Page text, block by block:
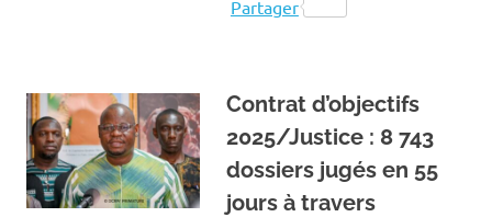
Partager
Contrat d’objectifs
2025/Justice : 8 743
dossiers jugés en 55
jours à travers